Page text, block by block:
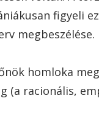
figyeli
megbeszélése.
homloka
racionális,